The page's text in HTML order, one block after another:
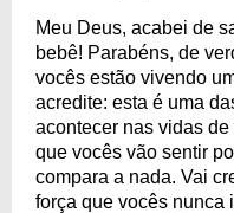
Meu Deus, acabei de
bebê! Parabéns, de
vocês estão vivendo
acredite: esta é uma
acontecer nas vidas
que vocês vão sentir
compara a nada. Vai
força que vocês nunca